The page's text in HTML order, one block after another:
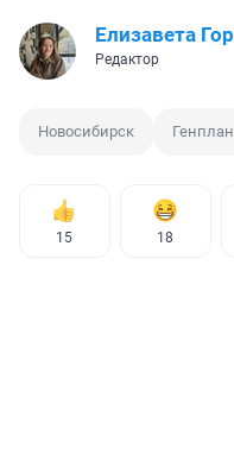
Елизавета
Редактор
Новосибирск Генплан
15 18